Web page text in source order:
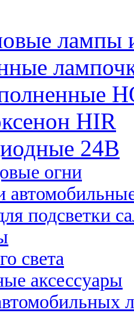
лампы
HIR
24B
огни
подсветки
света
аксессуары